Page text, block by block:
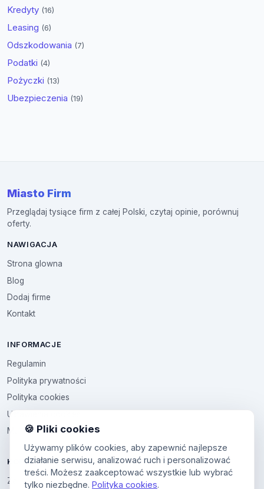
Kredyty (16)
Leasing (6)
Odszkodowania (7)
Podatki (4)
Pożyczki (13)
Ubezpieczenia (19)
Miasto Firm
Przeglądaj tysiące firm z całej Polski, czytaj opinie, porównuj
oferty.
NAWIGACJA
Strona glowna
Blog
Dodaj firme
Kontakt
INFORMACJE
Regulamin
Polityka prywatności
Polityka cookies
Ustawienia cookies
Multikod
KONTO
Zaloguj sie
🍪 Pliki cookies
Używamy plików cookies, aby zapewnić najlepsze
działanie serwisu, analizować ruch i personalizować
treści. Możesz zaakceptować wszystkie lub wybrać
tylko niezbędne. Polityka cookies.